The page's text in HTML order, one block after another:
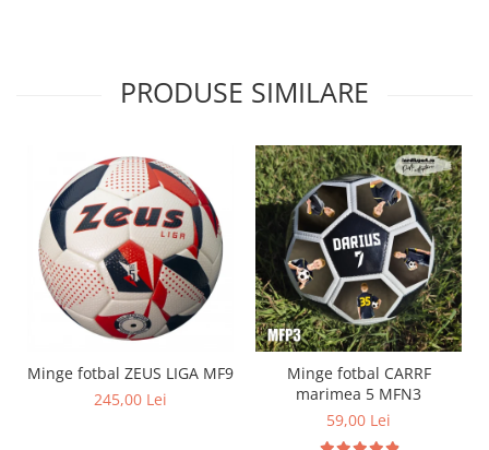
PRODUSE SIMILARE
Minge fotbal ZEUS LIGA MF9
245,00 Lei
Minge fotbal CARRF
marimea 5 MFN3
59,00 Lei